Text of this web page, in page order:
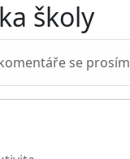
školy
se prosím